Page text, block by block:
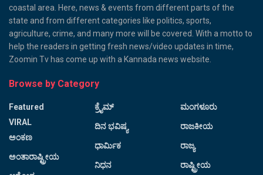
coastal area. Here, news & events from different parts of the
state and from different categories like politics, sports,
agriculture, crime, and many more will be covered. With a motto to
help the readers in getting fresh news/video updates in time,
Zoomin Tv has come up with a Kannada news website.
Browse by Category
Featured
VIRAL
ಅಂಕಣ
ಅಂತಾರಾಷ್ಟ್ರೀಯ
ಕ್ರೈಮ್
ದಿನ ಭವಿಷ್ಯ
ಧಾರ್ಮಿಕ
ನಿಧನ
ಮಂಗಳೂರು
ರಾಜಕೀಯ
ರಾಜ್ಯ
ರಾಷ್ಟ್ರೀಯ